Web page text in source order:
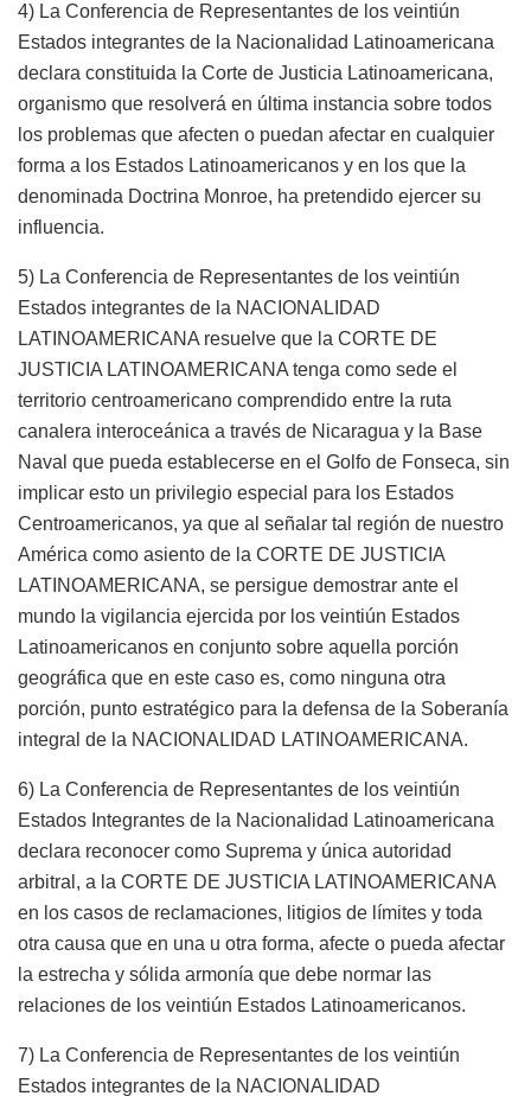
4) La Conferencia de Representantes de los veintiún
Estados integrantes de la Nacionalidad Latinoamericana
declara constituida la Corte de Justicia Latinoamericana,
organismo que resolverá en última instancia sobre todos
los problemas que afecten o puedan afectar en cualquier
forma a los Estados Latinoamericanos y en los que la
denominada Doctrina Monroe, ha pretendido ejercer su
influencia.
5) La Conferencia de Representantes de los veintiún
Estados integrantes de la NACIONALIDAD
LATINOAMERICANA resuelve que la CORTE DE
JUSTICIA LATINOAMERICANA tenga como sede el
territorio centroamericano comprendido entre la ruta
canalera interoceánica a través de Nicaragua y la Base
Naval que pueda establecerse en el Golfo de Fonseca, sin
implicar esto un privilegio especial para los Estados
Centroamericanos, ya que al señalar tal región de nuestro
América como asiento de la CORTE DE JUSTICIA
LATINOAMERICANA, se persigue demostrar ante el
mundo la vigilancia ejercida por los veintiún Estados
Latinoamericanos en conjunto sobre aquella porción
geográfica que en este caso es, como ninguna otra
porción, punto estratégico para la defensa de la Soberanía
integral de la NACIONALIDAD LATINOAMERICANA.
6) La Conferencia de Representantes de los veintiún
Estados Integrantes de la Nacionalidad Latinoamericana
declara reconocer como Suprema y única autoridad
arbitral, a la CORTE DE JUSTICIA LATINOAMERICANA
en los casos de reclamaciones, litigios de límites y toda
otra causa que en una u otra forma, afecte o pueda afectar
la estrecha y sólida armonía que debe normar las
relaciones de los veintiún Estados Latinoamericanos.
7) La Conferencia de Representantes de los veintiún
Estados integrantes de la NACIONALIDAD